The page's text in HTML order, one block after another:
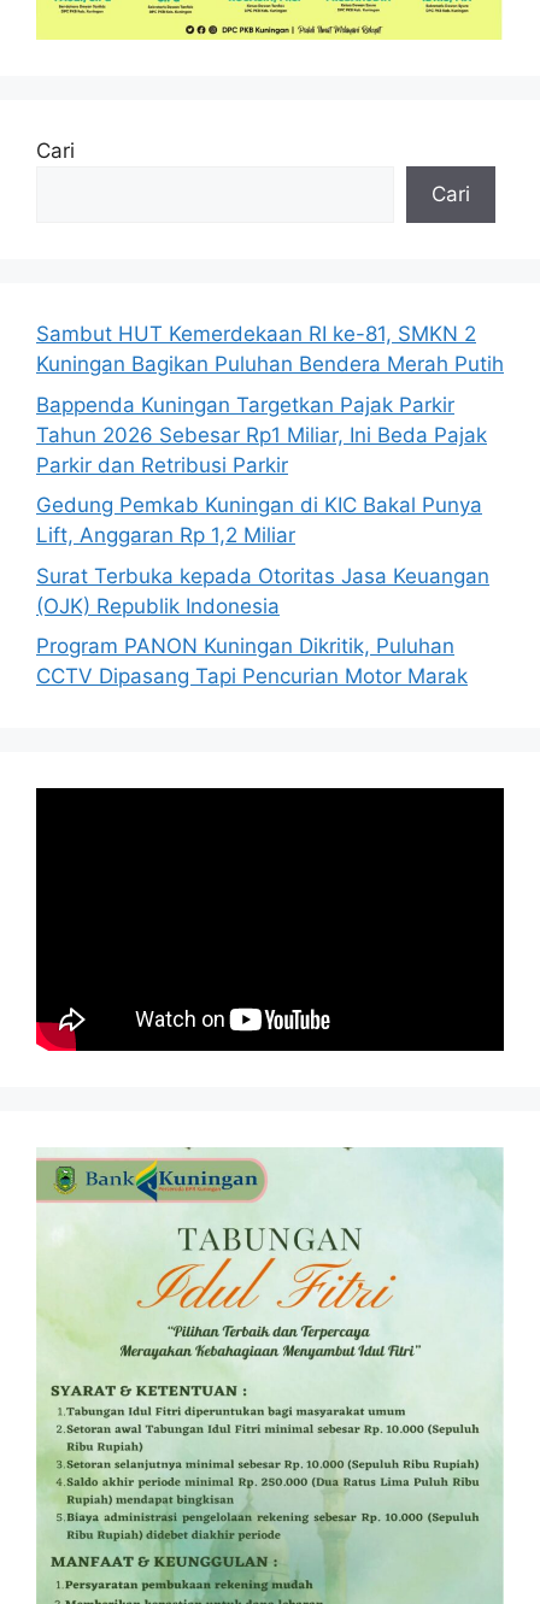
Cari
Cari
Sambut HUT Kemerdekaan RI ke-81, SMKN 2
Kuningan Bagikan Puluhan Bendera Merah Putih
Bappenda Kuningan Targetkan Pajak Parkir
Tahun 2026 Sebesar Rp1 Miliar, Ini Beda Pajak
Parkir dan Retribusi Parkir
Gedung Pemkab Kuningan di KIC Bakal Punya
Lift, Anggaran Rp 1,2 Miliar
Surat Terbuka kepada Otoritas Jasa Keuangan
(OJK) Republik Indonesia
Program PANON Kuningan Dikritik, Puluhan
CCTV Dipasang Tapi Pencurian Motor Marak